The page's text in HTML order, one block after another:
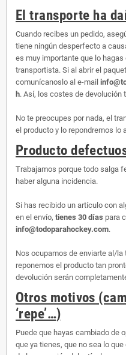
El transporte ha
Cuando recibes un pedido,
tiene ningún desperfecto a
es muy importante que lo
transportista. Si al abrir el
comunícanoslo al e-mail
h. Así, los costes de devolución
No te preocupes por nada, el
el producto y lo repondremos lo
Producto
Trabajamos porque todo salga
haber alguna incidencia.
Si has recibido un artículo con
en el envío, tienes 30 días para
info@todoparahockey.com.
Nos ocupamos de enviarte al/
reponemos el producto tan
devolución serán
Otros motivos
‘repe’…)
Puede que hayas cambiado de
que ya tienes, que no sea lo